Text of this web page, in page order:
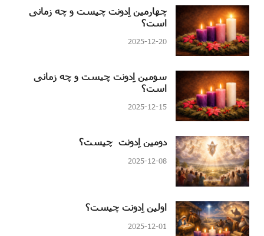
چهارمین اِدونت چیست و چه زمانی
است؟
2025-12-20
سومین اِدونت چیست و چه زمانی
است؟
2025-12-15
دومین اِدونت چیست؟
2025-12-08
اولین اِدونت چیست؟
2025-12-01